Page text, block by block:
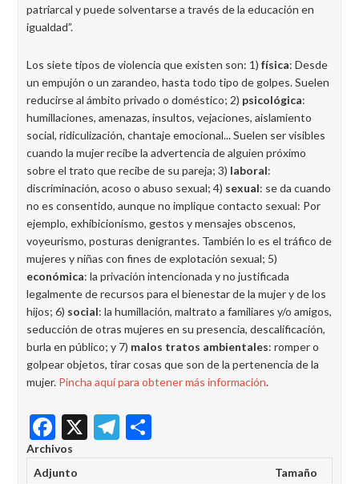
patriarcal y puede solventarse a través de la educación en
igualdad”.
Los siete tipos de violencia que existen son: 1) física: Desde
un empujón o un zarandeo, hasta todo tipo de golpes. Suelen
reducirse al ámbito privado o doméstico; 2) psicológica:
humillaciones, amenazas, insultos, vejaciones, aislamiento
social, ridiculización, chantaje emocional... Suelen ser visibles
cuando la mujer recibe la advertencia de alguien próximo
sobre el trato que recibe de su pareja; 3) laboral:
discriminación, acoso o abuso sexual; 4) sexual: se da cuando
no es consentido, aunque no implique contacto sexual: Por
ejemplo, exhibicionismo, gestos y mensajes obscenos,
voyeurismo, posturas denigrantes. También lo es el tráfico de
mujeres y niñas con fines de explotación sexual; 5)
económica: la privación intencionada y no justificada
legalmente de recursos para el bienestar de la mujer y de los
hijos; 6) social: la humillación, maltrato a familiares y/o amigos,
seducción de otras mujeres en su presencia, descalificación,
burla en público; y 7) malos tratos ambientales: romper o
golpear objetos, tirar cosas que son de la pertenencia de la
mujer. Pincha aquí para obtener más información.
Facebook
X Telegram
Archivos
Adjunto
Tamaño